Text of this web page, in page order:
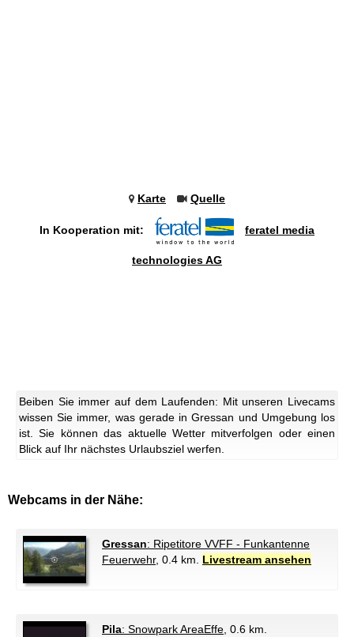
Karte Quelle
In Kooperation mit: feratel media
technologies AG
Beiben Sie immer auf dem Laufenden: Mit unseren Livecams
wissen Sie immer, was gerade in Gressan und Umgebung los
ist. Sie können das aktuelle Wetter mitverfolgen oder einen
Blick auf Ihr nächstes Urlaubsziel werfen.
Webcams in der Nähe:
Gressan: Ripetitore VVFF - Funkantenne
Feuerwehr, 0.4 km. Livestream ansehen
Pila: Snowpark AreaEffe , 0.6 km.